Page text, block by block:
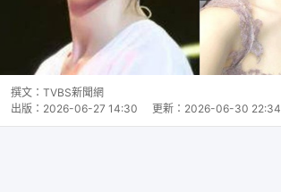
撰文： TVBS新聞網
出版： 2026-06-27 14:30 更新： 2026-06-30 22:34